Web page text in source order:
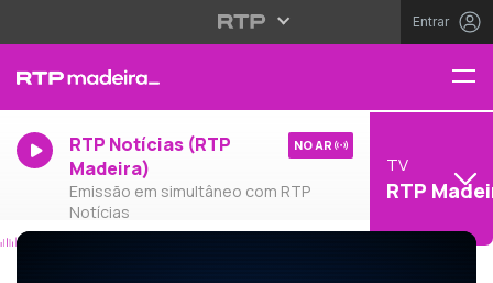
Entrar
RTP Notícias (RTP
Madeira)
Emissão em simultâneo com RTP
Notícias
NO AR
TV
RTP